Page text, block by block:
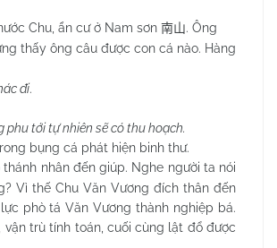
Chu, ẩn cư ở Nam sơn 南山. Ông
thấy ông câu được con cá nào. Hàng
đi.
tới tự nhiên sẽ có thu hoạch.
bụng cá phát hiện binh thư.
nhân đến giúp. Nghe người ta nói
Vì thế Chu Văn Vương đích thân đến
phò tá Văn Vương thành nghiệp bá.
vận trù tính toán, cuối cùng lật đổ được